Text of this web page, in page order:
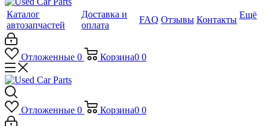
Каталог
автозапчастей
Доставка и
оплата
FAQ Отзывы Контакты Ещё
Отложенные 0 Корзина0 0
Отложенные 0 Корзина0 0